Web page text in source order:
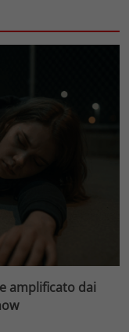
amplificato dai